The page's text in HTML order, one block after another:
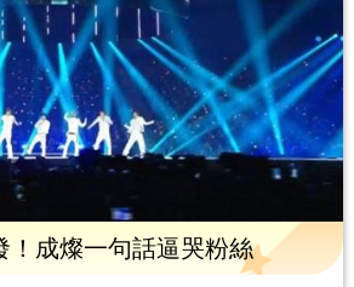
！成燦一句話逼哭粉絲